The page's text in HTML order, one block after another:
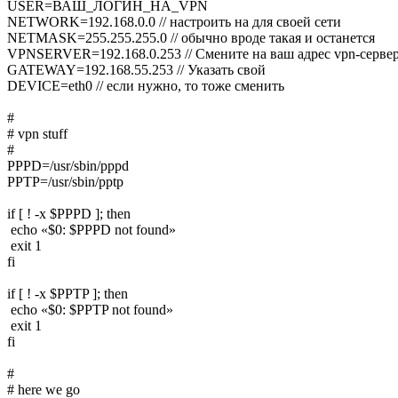
USER=ВАШ_ЛОГИН_НА_VPN
NETWORK=192.168.0.0 // настроить на для своей сети
NETMASK=255.255.255.0 // обычно вроде такая и останется
VPNSERVER=192.168.0.253 // Смените на ваш адрес vpn-
GATEWAY=192.168.55.253 // Указать свой
DEVICE=eth0 // если нужно, то тоже сменить
#
# vpn stuff
#
PPPD=/usr/sbin/pppd
PPTP=/usr/sbin/pptp
if [ ! -x $PPPD ]; then
echo «$0: $PPPD not found»
exit 1
fi
if [ ! -x $PPTP ]; then
echo «$0: $PPTP not found»
exit 1
fi
#
# here we go